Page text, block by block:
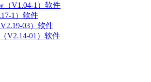
（V1.04-1）软件
1）软件
03）软件
V2.14-01）软件